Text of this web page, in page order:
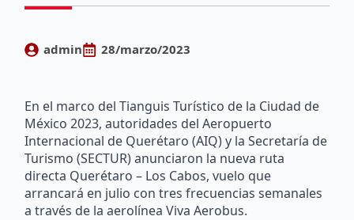
admin 28/marzo/2023
En el marco del Tianguis Turístico de la Ciudad de
México 2023, autoridades del Aeropuerto
Internacional de Querétaro (AIQ) y la Secretaría de
Turismo (SECTUR) anunciaron la nueva ruta
directa Querétaro – Los Cabos, vuelo que
arrancará en julio con tres frecuencias semanales
a través de la aerolínea Viva Aerobus.